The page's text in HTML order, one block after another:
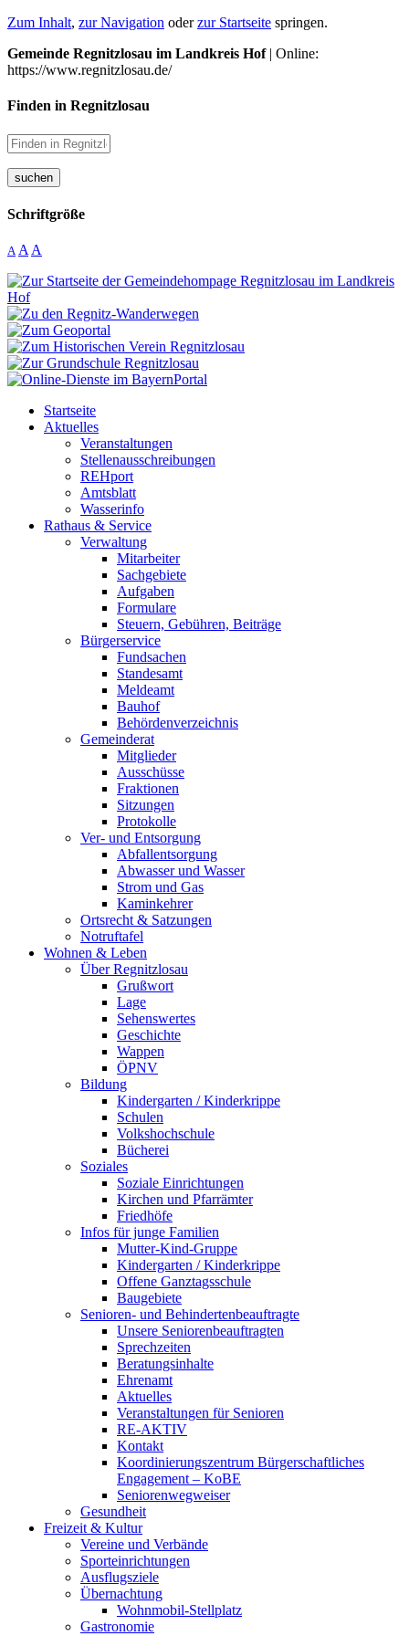
Zum Inhalt, zur Navigation oderzur Startseite springen.
Gemeinde Regnitzlosau im Landkreis Hof| Online:
https://www.regnitzlosau.de/
Finden in Regnitzlosau
suchen
Schriftgröße
A A A
Startseite
Aktuelles
Veranstaltungen
Stellenausschreibungen
REHport
Amtsblatt
Wasserinfo
Rathaus & Service
Verwaltung
Mitarbeiter
Sachgebiete
Aufgaben
Formulare
Steuern, Gebühren, Beiträge
Bürgerservice
Fundsachen
Standesamt
Meldeamt
Bauhof
Behördenverzeichnis
Gemeinderat
Mitglieder
Ausschüsse
Fraktionen
Sitzungen
Protokolle
Ver- und Entsorgung
Abfallentsorgung
Abwasser und Wasser
Strom und Gas
Kaminkehrer
Ortsrecht & Satzungen
Notruftafel
Wohnen & Leben
Über Regnitzlosau
Grußwort
Lage
Sehenswertes
Geschichte
Wappen
ÖPNV
Bildung
Kindergarten / Kinderkrippe
Schulen
Volkshochschule
Bücherei
Soziales
Soziale Einrichtungen
Kirchen und Pfarrämter
Friedhöfe
Infos für junge Familien
Mutter-Kind-Gruppe
Kindergarten / Kinderkrippe
Offene Ganztagsschule
Baugebiete
Senioren- und Behindertenbeauftragte
Unsere Seniorenbeauftragten
Sprechzeiten
Beratungsinhalte
Ehrenamt
Aktuelles
Veranstaltungen für Senioren
RE-AKTIV
Kontakt
Koordinierungszentrum Bürgerschaftliches
Engagement – KoBE
Seniorenwegweiser
Gesundheit
Freizeit & Kultur
Vereine und Verbände
Sporteinrichtungen
Ausflugsziele
Übernachtung
Wohnmobil-Stellplatz
Gastronomie